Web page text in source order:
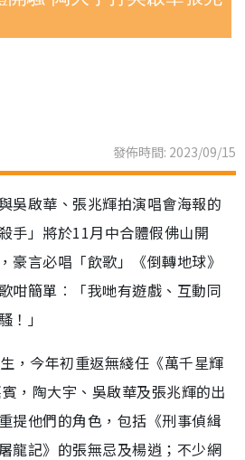
發佈時間: 2023/09/15
吳啟華、張兆輝拍演唱會海報的
手」將於11月中合體假佛山開
豪言必唱「飲歌」《倒轉地球》
咁簡單︰「我哋有遊戲、互動同
！」
，今年初重返無綫任《萬千星輝
，陶大宇、吳啟華及張兆輝的出
提他們的角色，包括《刑事偵緝
龍記》的張無忌及楊逍；不少網